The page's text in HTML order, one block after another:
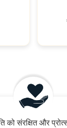
को संरक्षित और